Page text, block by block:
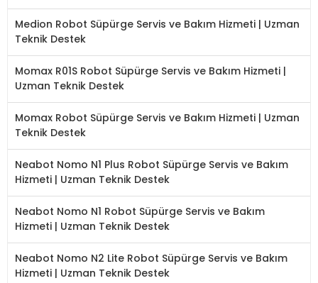
Medion Robot Süpürge Servis ve Bakım Hizmeti | Uzman
Teknik Destek
Momax R01S Robot Süpürge Servis ve Bakım Hizmeti |
Uzman Teknik Destek
Momax Robot Süpürge Servis ve Bakım Hizmeti | Uzman
Teknik Destek
Neabot Nomo N1 Plus Robot Süpürge Servis ve Bakım
Hizmeti | Uzman Teknik Destek
Neabot Nomo N1 Robot Süpürge Servis ve Bakım
Hizmeti | Uzman Teknik Destek
Neabot Nomo N2 Lite Robot Süpürge Servis ve Bakım
Hizmeti | Uzman Teknik Destek